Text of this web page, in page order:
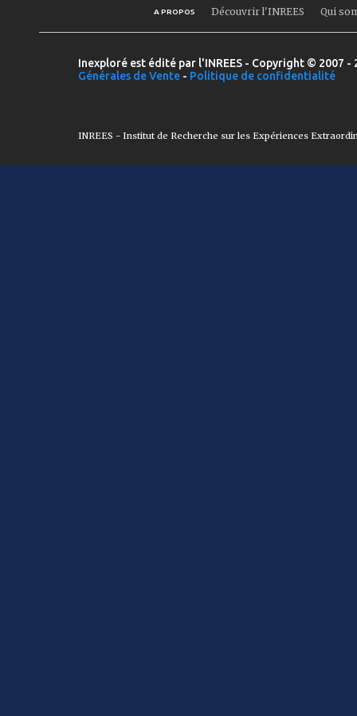
A PROPOS Découvrir l'INREES Qui
Inexploré est édité par l'INREES - Copyright © 2007
Générales de Vente - Politique de confidentialité
INREES - Institut de Recherche sur les Expériences